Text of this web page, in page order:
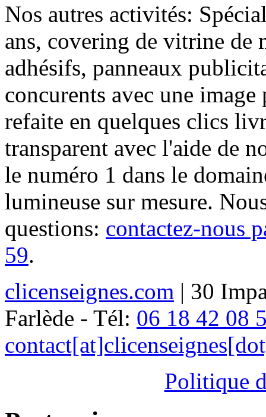
Nos autres activités:
ans, covering de vitrine de
adhésifs, panneaux
concurents avec une
refaite en quelques clics
transparent avec l'aide de
le numéro 1 dans le
lumineuse sur mesure.
questions: contactez-nous
59.
clicenseignes.com | 30
Farlède - Tél: 06 18 42 08
Politique